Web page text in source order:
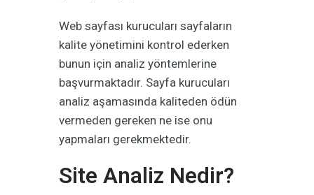
Web sayfası kurucuları sayfaların
kalite yönetimini kontrol ederken
bunun için analiz yöntemlerine
başvurmaktadır. Sayfa kurucuları
analiz aşamasında kaliteden ödün
vermeden gereken ne ise onu
yapmaları gerekmektedir.
Site Analiz Nedir?